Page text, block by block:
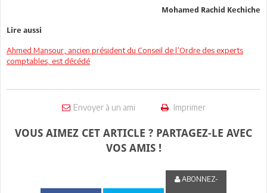
Mohamed Rachid Kechiche
Lire aussi
Ahmed Mansour, ancien président du Conseil de l’Ordre des experts
comptables, est décédé
Envoyer à un ami Imprimer
VOUS AIMEZ CET ARTICLE ? PARTAGEZ-LE AVEC
VOS AMIS !
ABONNEZ-